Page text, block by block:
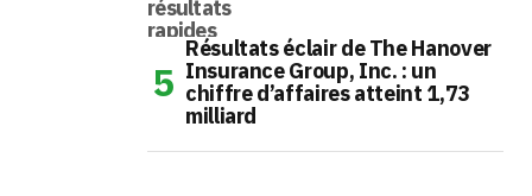
Résultats éclair de The Hanover
Insurance Group, Inc. : un
chiffre d’affaires atteint 1,73
milliard